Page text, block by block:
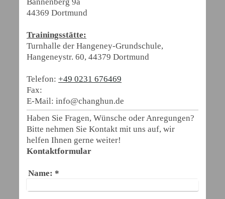
44369 Dortmund
Trainingsstätte:
Turnhalle der Hangeney-Grundschule,
Hangeneystr. 60, 44379 Dortmund
Telefon: +49 0231 676469
Fax:
E-Mail: info@changhun.de
Haben Sie Fragen, Wünsche oder Anregungen?
Bitte nehmen Sie Kontakt mit uns auf, wir
helfen Ihnen gerne weiter!
Kontaktformular
Name: *